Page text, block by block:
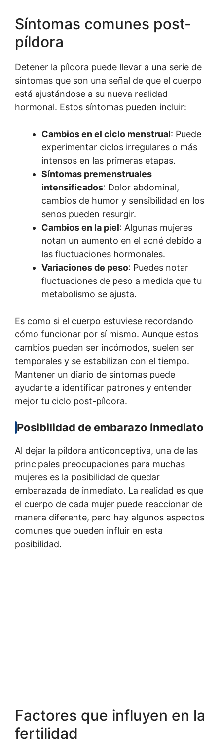
Síntomas comunes post-
píldora
Detener la píldora puede llevar a una serie de
síntomas que son una señal de que el cuerpo
está ajustándose a su nueva realidad
hormonal. Estos síntomas pueden incluir:
Cambios en el ciclo menstrual: Puede
experimentar ciclos irregulares o más
intensos en las primeras etapas.
Síntomas premenstruales
intensificados: Dolor abdominal,
cambios de humor y sensibilidad en los
senos pueden resurgir.
Cambios en la piel: Algunas mujeres
notan un aumento en el acné debido a
las fluctuaciones hormonales.
Variaciones de peso: Puedes notar
fluctuaciones de peso a medida que tu
metabolismo se ajusta.
Es como si el cuerpo estuviese recordando
cómo funcionar por sí mismo. Aunque estos
cambios pueden ser incómodos, suelen ser
temporales y se estabilizan con el tiempo.
Mantener un diario de síntomas puede
ayudarte a identificar patrones y entender
mejor tu ciclo post-píldora.
Posibilidad de embarazo inmediato
Al dejar la píldora anticonceptiva, una de las
principales preocupaciones para muchas
mujeres es la posibilidad de quedar
embarazada de inmediato. La realidad es que
el cuerpo de cada mujer puede reaccionar de
manera diferente, pero hay algunos aspectos
comunes que pueden influir en esta
posibilidad.
Factores que influyen en la
fertilidad